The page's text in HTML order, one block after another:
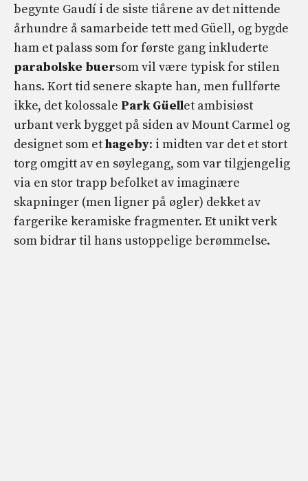
begynte Gaudí i de siste tiårene av det nittende
århundre å samarbeide tett med Güell, og bygde
ham et palass som for første gang inkluderte
parabolske buersom vil være typisk for stilen
hans. Kort tid senere skapte han, men fullførte
ikke, det kolossale Park Güellet ambisiøst
urbant verk bygget på siden av Mount Carmel og
designet som ethageby: i midten var det et stort
torg omgitt av en søylegang, som var tilgjengelig
via en stor trapp befolket av imaginære
skapninger (men ligner på øgler) dekket av
fargerike keramiske fragmenter. Et unikt verk
som bidrar til hans ustoppelige berømmelse.